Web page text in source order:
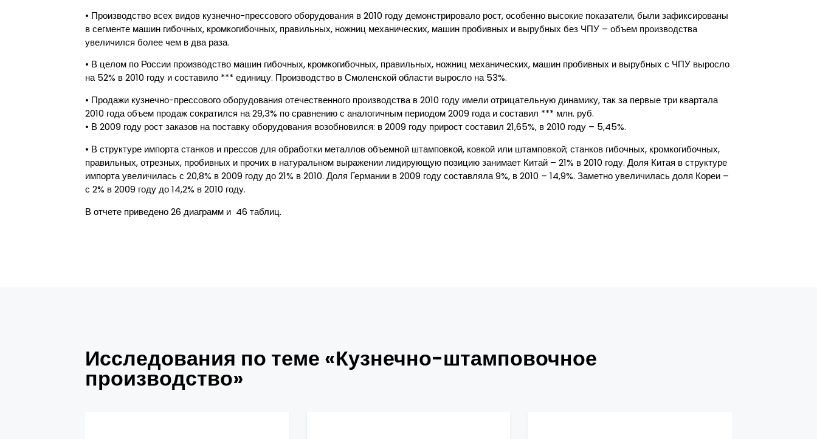
• Производство всех видов кузнечно-прессового оборудования в 2010 году демонстрировало рост, особенно высокие показатели, были зафиксированы
в сегменте машин гибочных, кромкогибочных, правильных, ножниц механических, машин пробивных и вырубных без ЧПУ – объем производства
увеличился более чем в два раза.
• В целом по России производство машин гибочных, кромкогибочных, правильных, ножниц механических, машин пробивных и вырубных с ЧПУ выросло
на 52% в 2010 году и составило *** единицу. Производство в Смоленской области выросло на 53%.
• Продажи кузнечно-прессового оборудования отечественного производства в 2010 году имели отрицательную динамику, так за первые три квартала
2010 года объем продаж сократился на 29,3% по сравнению с аналогичным периодом 2009 года и составил *** млн. руб.
• В 2009 году рост заказов на поставку оборудования возобновился: в 2009 году прирост составил 21,65%, в 2010 году – 5,45%.
• В структуре импорта станков и прессов для обработки металлов объемной штамповкой, ковкой или штамповкой; станков гибочных, кромкогибочных,
правильных, отрезных, пробивных и прочих в натуральном выражении лидирующую позицию занимает Китай – 21% в 2010 году. Доля Китая в структуре
импорта увеличилась с 20,8% в 2009 году до 21% в 2010. Доля Германии в 2009 году составляла 9%, в 2010 – 14,9%. Заметно увеличилась доля Кореи –
с 2% в 2009 году до 14,2% в 2010 году.
В отчете приведено 26 диаграмм и 46 таблиц.
Исследования по теме «Кузнечно-штамповочное
производство»